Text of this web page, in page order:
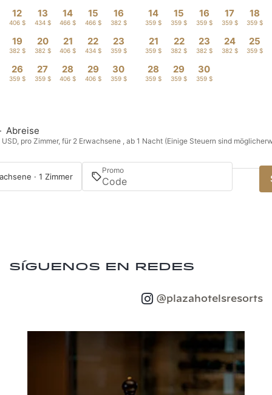
12
406 $
13
434 $
14
466 $
15
466 $
16
382 $
19
382 $
20
382 $
21
406 $
22
434 $
23
359 $
26
359 $
27
359 $
28
406 $
29
406 $
30
359 $
14
359 $
15
359 $
16
359 $
17
359 $
18
359 $
21
359 $
22
382 $
23
382 $
24
382 $
25
359 $
28
359 $
29
359 $
30
359 $
Abreise
pro Zimmer, für 2 Erwachsene , ab 1 Nacht (Einige Steuern sind
· 1 Zimmer
Promo
Síguenos en redes
@plazahotelsresorts